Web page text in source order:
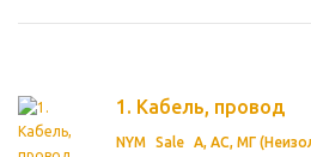
1. Кабель, провод
NYM Sale
А, АС, МГ